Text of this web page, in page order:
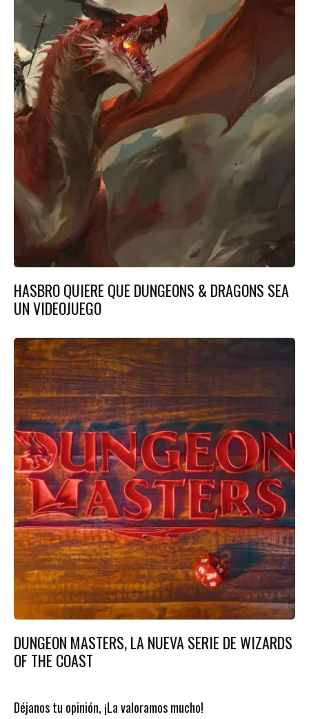
HASBRO QUIERE QUE DUNGEONS & DRAGONS SEA
UN VIDEOJUEGO
DUNGEON MASTERS, LA NUEVA SERIE DE WIZARDS
OF THE COAST
Déjanos tu opinión, ¡La valoramos mucho!